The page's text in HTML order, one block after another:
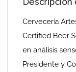
Cervecería
Certified Beer
en análisis
Presidente y